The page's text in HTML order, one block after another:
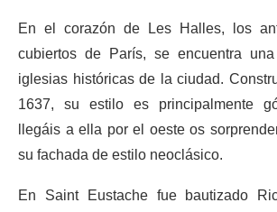
En el corazón de Les Halles, los
cubiertos de París, se encuentra
iglesias históricas de la ciudad.
1637, su estilo es principalmente
llegáis a ella por el oeste os
su fachada de estilo neoclásico.
En Saint Eustache fue bautizado